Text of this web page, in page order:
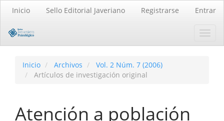
principal
principal
Barra
Inicio Sello Editorial Javeriano Registrarse Entrar
Inicio Archivos
Vol. 2 Núm. 7 (2006)
Artículos de investigación original
Atención a población